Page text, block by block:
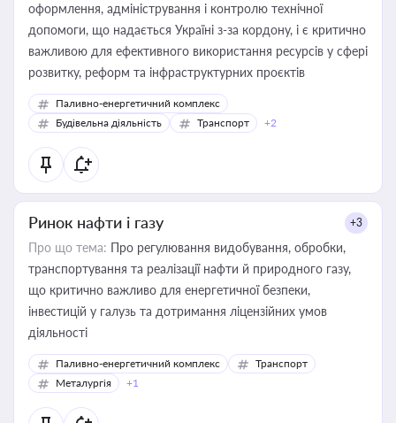
оформлення, адміністрування і контролю технічної
допомоги, що надається Україні з-за кордону, і є критично
важливою для ефективного використання ресурсів у сфері
розвитку, реформ та інфраструктурних проєктів
Паливно-енергетичний комплекс
Будівельна діяльність
Транспорт +2
Ринок нафти і газу +3
Про що тема: Про регулювання видобування, обробки,
транспортування та реалізації нафти й природного газу,
що критично важливо для енергетичної безпеки,
інвестицій у галузь та дотримання ліцензійних умов
діяльності
Паливно-енергетичний комплекс
Транспорт
Металургія
+1